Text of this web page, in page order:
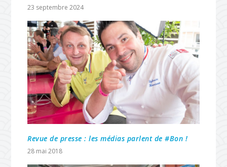
23 septembre 2024
Revue de presse : les médias parlent de #Bon !
28 mai 2018